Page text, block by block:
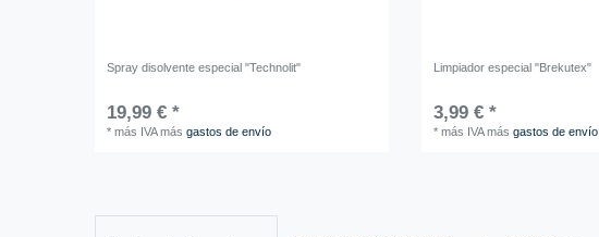
Spray disolvente especial "Technolit"
19,99 € *
*más IVAmásgastos de envío
Limpiador especial "Brekutex"
3,99 € *
*más IVAmásgastos de envío